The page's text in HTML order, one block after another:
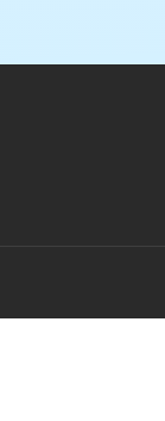
このコンテンツは